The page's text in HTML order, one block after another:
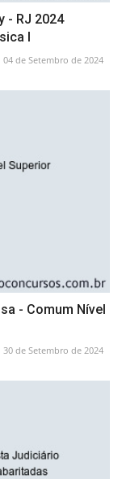
- RJ 2024
I
04 de Setembro de 2024
- Comum Nível
30 de Setembro de 2024